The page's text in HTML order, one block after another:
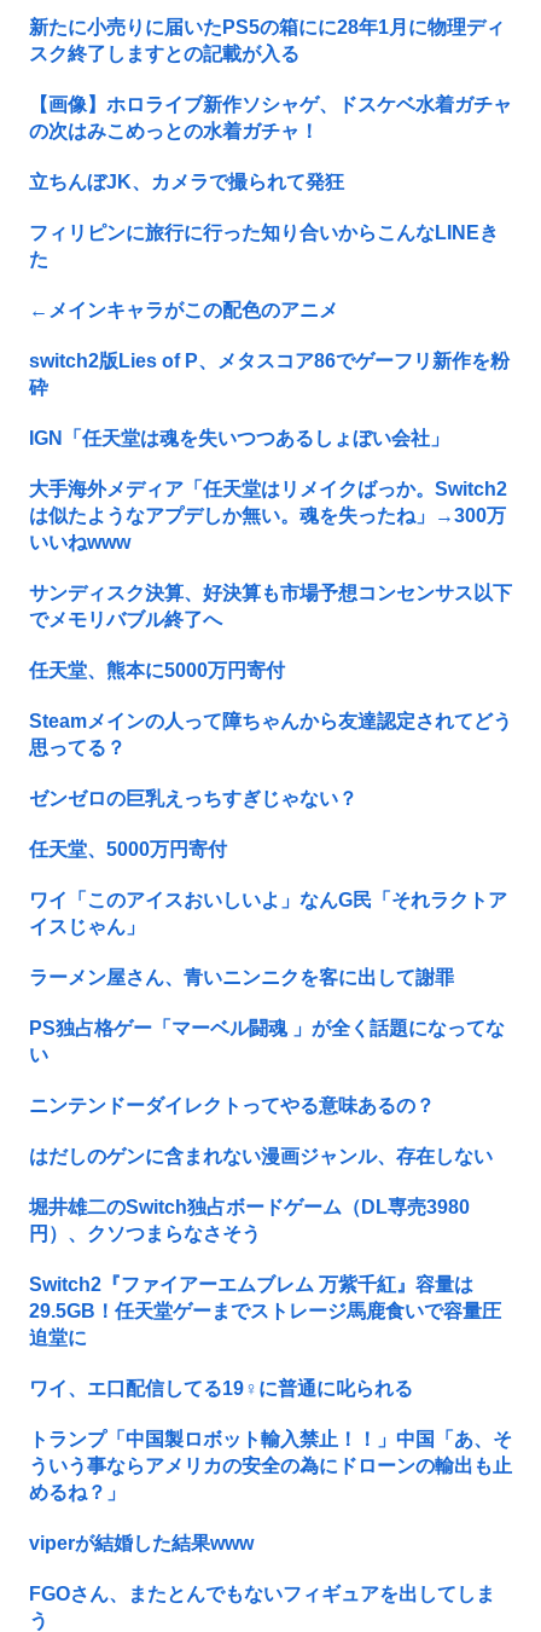
新たに小売りに届いたPS5の箱にに28年1月に物理ディ
スク終了しますとの記載が入る
【画像】ホロライブ新作ソシャゲ、ドスケベ水着ガチャ
の次はみこめっとの水着ガチャ！
立ちんぼJK、カメラで撮られて発狂
フィリピンに旅行に行った知り合いからこんなLINEき
た
←メインキャラがこの配色のアニメ
switch2版Lies of P、メタスコア86でゲーフリ新作を粉
砕
IGN「任天堂は魂を失いつつあるしょぼい会社」
大手海外メディア「任天堂はリメイクばっか。Switch2
は似たようなアプデしか無い。魂を失ったね」→300万
いいねwww
サンディスク決算、好決算も市場予想コンセンサス以下
でメモリバブル終了へ
任天堂、熊本に5000万円寄付
Steamメインの人って障ちゃんから友達認定されてどう
思ってる？
ゼンゼロの巨乳えっちすぎじゃない？
任天堂、5000万円寄付
ワイ「このアイスおいしいよ」なんG民「それラクトア
イスじゃん」
ラーメン屋さん、青いニンニクを客に出して謝罪
PS独占格ゲー「マーベル闘魂 」が全く話題になってな
い
ニンテンドーダイレクトってやる意味あるの？
はだしのゲンに含まれない漫画ジャンル、存在しない
堀井雄二のSwitch独占ボードゲーム（DL専売3980
円）、クソつまらなさそう
Switch2『ファイアーエムブレム 万紫千紅』容量は
29.5GB！任天堂ゲーまでストレージ馬鹿食いで容量圧
迫堂に
ワイ、エ口配信してる19♀に普通に叱られる
トランプ「中国製ロボット輸入禁止！！」中国「あ、そ
ういう事ならアメリカの安全の為にドローンの輸出も止
めるね？」
viperが結婚した結果www
FGOさん、またとんでもないフィギュアを出してしま
う